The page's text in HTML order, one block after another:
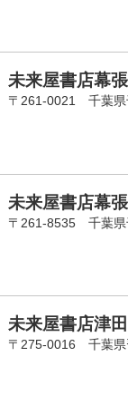
未来屋書店幕張
〒261-0021 千葉県
未来屋書店幕
〒261-8535 千葉
未来屋書店津
〒275-0016 千葉県